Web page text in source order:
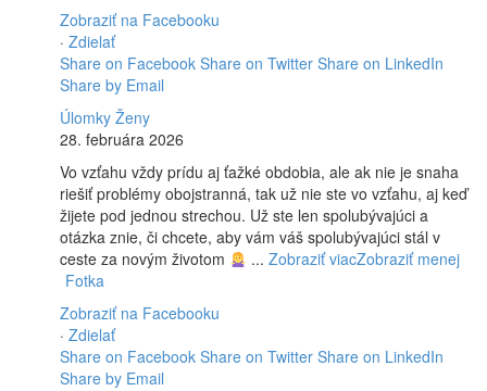
Zobraziť na Facebooku
· Zdielať
Share on Facebook Share on Twitter Share on LinkedIn
Share by Email
Úlomky Ženy
28. februára 2026
Vo vzťahu vždy prídu aj ťažké obdobia, ale ak nie je snaha
riešiť problémy obojstranná, tak už nie ste vo vzťahu, aj keď
žijete pod jednou strechou. Už ste len spolubývajúci a
otázka znie, či chcete, aby vám váš spolubývajúci stál v
ceste za novým životom
... Zobraziť viacZobraziť menej
Fotka
Zobraziť na Facebooku
· Zdielať
Share on Facebook Share on Twitter Share on LinkedIn
Share by Email